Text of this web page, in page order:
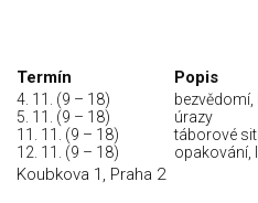
Termín Popis
4. 11. (9 – 18)
bezvědomí,
5. 11. (9 – 18)
úrazy
11. 11. (9 – 18)
táborové
12. 11. (9 – 18)
opakování,
Koubkova 1, Praha 2